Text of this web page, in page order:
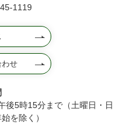
1119
わせ
5時15分まで（土曜日・日
を除く）